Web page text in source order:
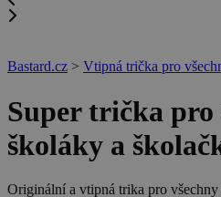
Bastard.cz > Vtipná trička pro
Super trička pro
školáky a
Originální a vtipná trika pro